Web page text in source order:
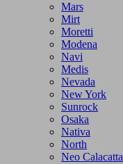
Mars
Mirt
Moretti
Modena
Navi
Medis
Nevada
New York
Sunrock
Osaka
Nativa
North
Neo Calacatta